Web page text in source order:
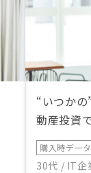
“いつか
動産投資
購入時データ
30代 / IT企